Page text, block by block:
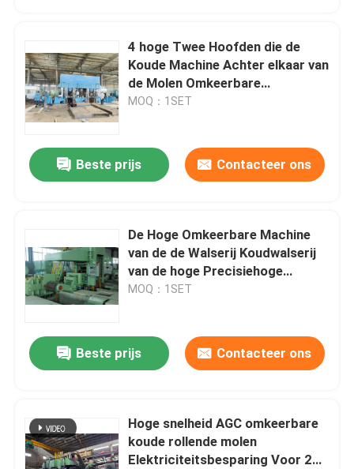
4 hoge Twee Hoofden die de
Koude Machine Achter elkaar van
de Molen Omkeerbare
Koudwalserij omkeren
MOQ：1SET
Beste prijs Contacteer ons
De Hoge Omkeerbare Machine
van de de Walserij Koudwalserij
van de hoge Precisiehoge
snelheid S6
MOQ：1SET
Beste prijs Contacteer ons
Hoge snelheid AGC omkeerbare
koude rollende molen
Elektriciteitsbesparing Voor 201